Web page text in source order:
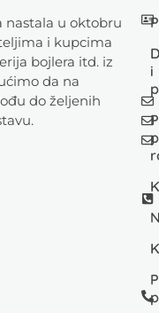
nastala u oktobru
i kupcima
bojlera itd. iz
da na
do željenih
i